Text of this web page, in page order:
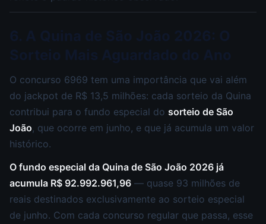
O concurso 6969 tem uma importância que vai além
do jackpot de R$ 13,5 milhões: cada sorteio da Quina
contribui para o fundo especial do sorteio de São
João, que ocorre em junho, e que já acumula um valor
histórico.
O fundo especial da Quina de São João 2026 já
acumula R$ 92.992.961,96 — quase 93 milhões de
reais destinados exclusivamente ao sorteio especial
de junho. Com cada concurso regular que passa, esse